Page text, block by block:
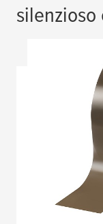
silenzioso